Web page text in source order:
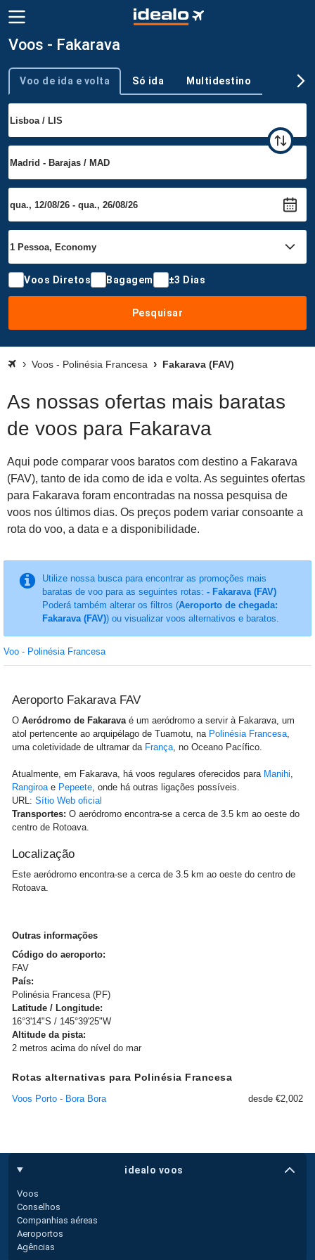
Voos - Fakarava
Tipo de viagem
Voo de ida e volta Só ida Multidestino
Voos Diretos Bagagem ±3 Dias
Pesquisar
Voos - Polinésia Francesa Fakarava (FAV)
As nossas ofertas mais baratas
de voos para Fakarava
Aqui pode comparar voos baratos com destino a Fakarava
(FAV), tanto de ida como de ida e volta. As seguintes ofertas
para Fakarava foram encontradas na nossa pesquisa de
voos nos últimos dias. Os preços podem variar consoante a
rota do voo, a data e a disponibilidade.
Utilize nossa busca para encontrar as promoções mais
baratas de voo para as seguintes rotas: - Fakarava (FAV)
Poderá também alterar os filtros (Aeroporto de chegada:
Fakarava (FAV)) ou visualizar voos alternativos e baratos.
Voo - Polinésia Francesa
Aeroporto Fakarava FAV
O Aeródromo de Fakaravaé um aeródromo a servir à Fakarava, um
atol pertencente ao arquipélago de Tuamotu, na Polinésia Francesa,
uma coletividade de ultramar da França, no Oceano Pacífico.
Atualmente, em Fakarava, há voos regulares oferecidos para Manihi,
Rangiroae Pepeete, onde há outras ligações possíveis.
URL: Sítio Web oficial
Transportes: O aeródromo encontra-se a cerca de 3.5 km ao oeste do
centro de Rotoava.
Localização
Este aeródromo encontra-se a cerca de 3.5 km ao oeste do centro de
Rotoava.
Outras informações
Código do aeroporto:
FAV
País:
Polinésia Francesa (PF)
Latitude / Longitude:
16°3'14"S / 145°39'25"W
Altitude da pista:
2 metros acima do nível do mar
Rotas alternativas para Polinésia Francesa
Voos Porto - Bora Bora desde €2,002
idealo voos
Voos
Conselhos
Companhias aéreas
Aeroportos
Agências